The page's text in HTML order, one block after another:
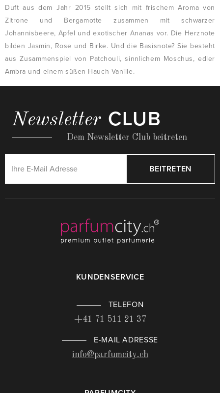
Duft aus dem Jahr 2015 stellt sich mit frischem Aroma von
Zitrone und Bergamotte zusammen mit schwarzer
Johannisbeere, Apfel und exotischer Ananas vor. Die Herznote
bilden Jasmin, Rose und Birke. Und die Basisnote? Sie besteht
aus Zusammenspiel von Patchouli, sinnlichem Moschus, edler
Ambra und einem süßen Hauch Vanille.
Newsletter CLUB
Dem Newsletter Club beitreten
BEITRETEN
KUNDENSERVICE
TELEFON
+41 71 511 21 37
E-MAIL ADRESSE
info@parfumcity.ch